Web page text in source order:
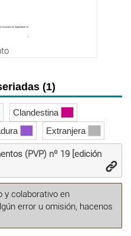
(1)
Clandestina
Extranjera
(PVP) nº 19 [edición
y colaborativo en
error u omisión, hacenos